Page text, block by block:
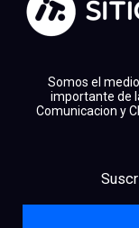
Somos el
importante de
Comunicacion y
linkedin